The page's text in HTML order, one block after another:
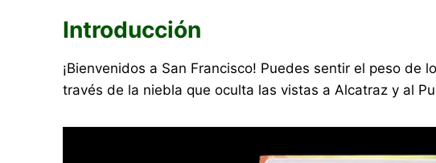
Introducción
¡Bienvenidos a San Francisco! Puedes sentir el peso
través de la niebla que oculta las vistas a Alcatraz y al